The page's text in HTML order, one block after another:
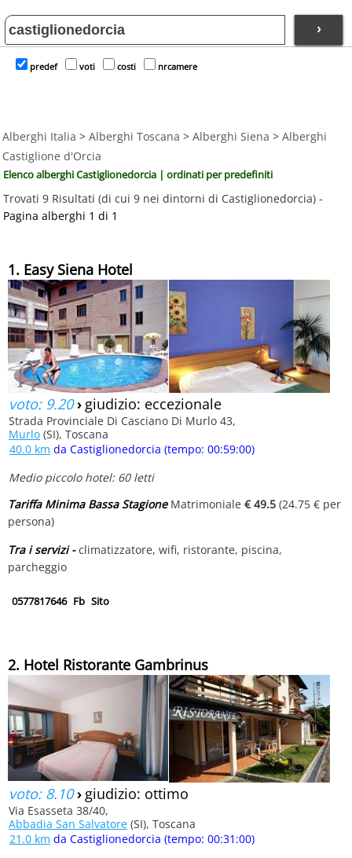
›
predef voti costi nrcamere
Alberghi Italia > Alberghi Toscana > Alberghi Siena > Alberghi
Castiglione d'Orcia
Elenco alberghi Castiglionedorcia | ordinati per predefiniti
Trovati 9 Risultati (di cui 9 nei dintorni di Castiglionedorcia) -
Pagina alberghi 1 di 1
1. Easy Siena Hotel
voto: 9.20› giudizio: eccezionale
Strada Provinciale Di Casciano Di Murlo 43,
Murlo (SI), Toscana
40.0 km da Castiglionedorcia (tempo: 00:59:00)
Medio piccolo hotel: 60 letti
Tariffa Minima Bassa StagioneMatrimoniale € 49.5 (24.75 € per
persona)
Tra i servizi -climatizzatore, wifi, ristorante, piscina,
parcheggio
0577817646 Fb Sito
2. Hotel Ristorante Gambrinus
voto: 8.10› giudizio: ottimo
Via Esasseta 38/40,
Abbadia San Salvatore (SI), Toscana
21.0 km da Castiglionedorcia (tempo: 00:31:00)